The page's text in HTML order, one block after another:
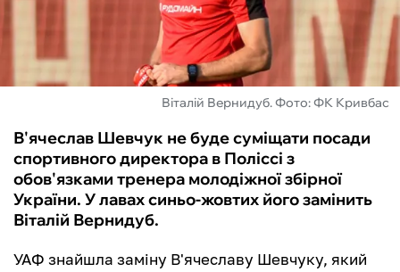
Віталій Вернидуб. Фото: ФК Кривбас
В'ячеслав Шевчук не буде суміщати посади
спортивного директора в Поліссі з
обов'язками тренера молодіжної збірної
України. У лавах синьо-жовтих його замінить
Віталій Вернидуб.
УАФ знайшла заміну В'ячеславу Шевчуку, який